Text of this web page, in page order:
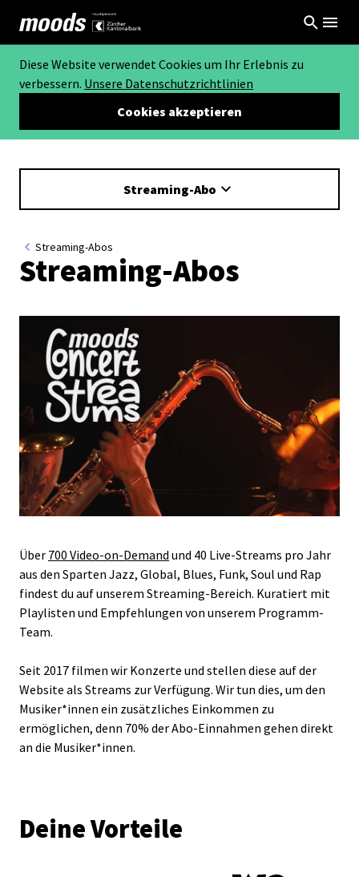
Diese Website verwendet Cookies um Ihr Erlebnis zu
verbessern. Unsere Datenschutzrichtlinien
Cookies akzeptieren
Streaming-Abo
Streaming-Abos
Streaming-Abos
Über 700 Video-on-Demand und 40 Live-Streams pro Jahr
aus den Sparten Jazz, Global, Blues, Funk, Soul und Rap
findest du auf unserem Streaming-Bereich. Kuratiert mit
Playlisten und Empfehlungen von unserem Programm-
Team.
Seit 2017 filmen wir Konzerte und stellen diese auf der
Website als Streams zur Verfügung. Wir tun dies, um den
Musiker*innen ein zusätzliches Einkommen zu
ermöglichen, denn 70% der Abo-Einnahmen gehen direkt
an die Musiker*innen.
Deine Vorteile